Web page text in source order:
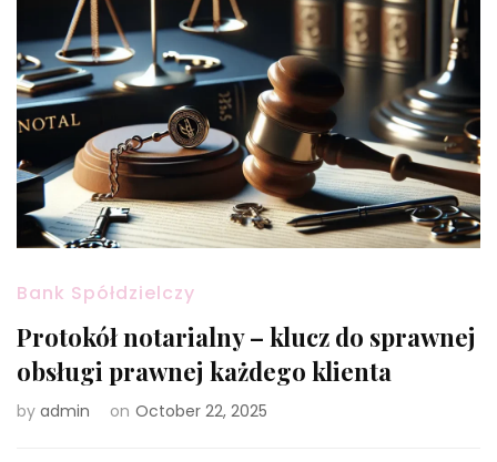
Bank Spółdzielczy
Protokół notarialny – klucz do sprawnej
obsługi prawnej każdego klienta
by admin on October 22, 2025